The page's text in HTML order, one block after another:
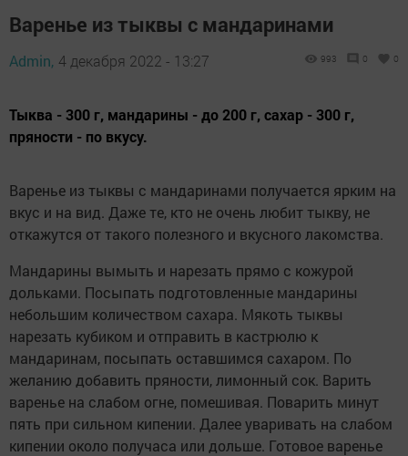
Варенье из тыквы с мандаринами
Admin, 4 декабря 2022 - 13:27 993 0 0
Тыква - 300 г, мандарины - до 200 г, сахар - 300 г,
пряности - по вкусу.
Варенье из тыквы с мандаринами получается ярким на
вкус и на вид. Даже те, кто не очень любит тыкву, не
откажутся от такого полезного и вкусного лакомства.
Мандарины вымыть и нарезать прямо с кожурой
дольками. Посыпать подготовленные мандарины
небольшим количеством сахара. Мякоть тыквы
нарезать кубиком и отправить в кастрюлю к
мандаринам, посыпать оставшимся сахаром. По
желанию добавить пряности, лимонный сок. Варить
варенье на слабом огне, помешивая. Поварить минут
пять при сильном кипении. Далее уваривать на слабом
кипении около получаса или дольше. Готовое варенье